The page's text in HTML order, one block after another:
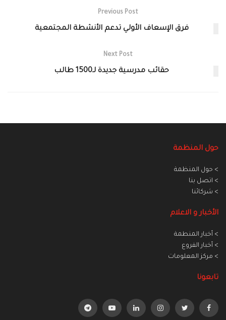
Previous Post
فرق الإسعاف الأولي تدعم الأنشطة المجتمعية
Next Post
حقائب مدرسية جديدة لـ1500 طالب
حول المنظمة
> حول المنظمة
> اتصل بنا
> شركائنا
الأخبار و الاعلام
> أخبار المنطمة
> أخبار الفروع
> مركز المعلومات
تابعونا